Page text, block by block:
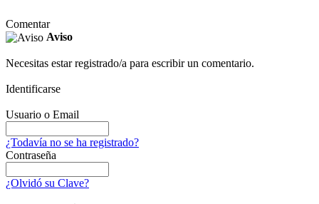
Comentar
Aviso
Necesitas estar registrado/a para escribir un comentario.
Identificarse
Usuario o Email
¿Todavía no se ha registrado?
Contraseña
¿Olvidó su Clave?